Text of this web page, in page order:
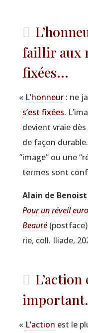
faillir aux
fixées...
« L’honneur : ne
s’est fixées.
devient vraie dès
de façon
“image” ou une“
termes sont
Alain de Benoist
Pour un réveil
Beau­té
rie, coll. Iliade,
« L’action est le